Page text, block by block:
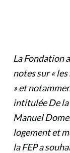
La Fondation
notes sur «
» et
intitulée De
Manuel
logement et
la FEP a